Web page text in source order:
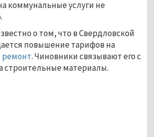
коммунальные услуги не
о том, что в Свердловской
повышение тарифов на
ремонт. Чиновники связывают его с
строительные материалы.